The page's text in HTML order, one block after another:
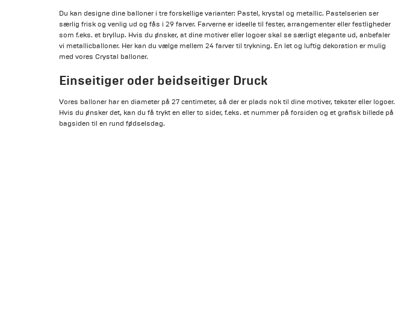
Du kan designe dine balloner i tre forskellige varianter: Pastel, krystal og metallic. Pastelserien ser
særlig frisk og venlig ud og fås i 29 farver. Farverne er ideelle til fester, arrangementer eller festligheder
som f.eks. et bryllup. Hvis du ønsker, at dine motiver eller logoer skal se særligt elegante ud, anbefaler
vi metallicballoner. Her kan du vælge mellem 24 farver til trykning. En let og luftig dekoration er mulig
med vores Crystal balloner.
Einseitiger oder beidseitiger Druck
Vores balloner har en diameter på 27 centimeter, så der er plads nok til dine motiver, tekster eller logoer.
Hvis du ønsker det, kan du få trykt en eller to sider, f.eks. et nummer på forsiden og et grafisk billede på
bagsiden til en rund fødselsdag.